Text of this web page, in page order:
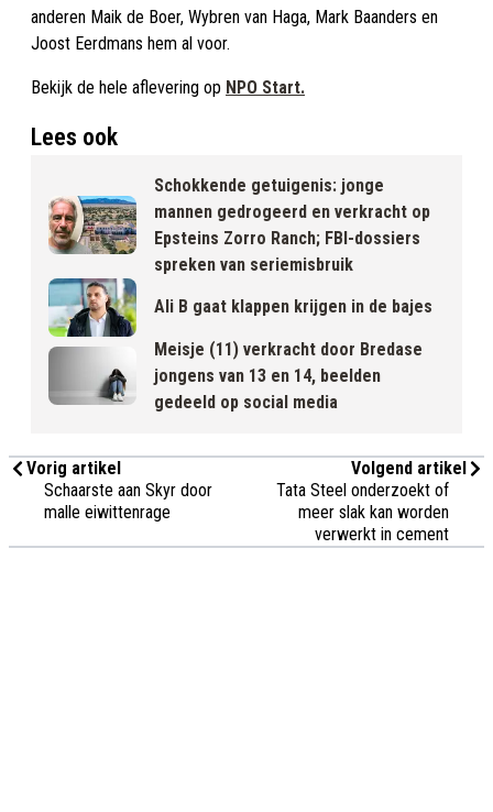
anderen Maik de Boer, Wybren van Haga, Mark Baanders en
Joost Eerdmans hem al voor.
Bekijk de hele aflevering op NPO Start.
Lees ook
Schokkende getuigenis: jonge
mannen gedrogeerd en verkracht op
Epsteins Zorro Ranch; FBI-dossiers
spreken van seriemisbruik
Ali B gaat klappen krijgen in de bajes
Meisje (11) verkracht door Bredase
jongens van 13 en 14, beelden
gedeeld op social media
Vorig artikel
Schaarste aan Skyr door
malle eiwittenrage
Volgend artikel
Tata Steel onderzoekt of
meer slak kan worden
verwerkt in cement